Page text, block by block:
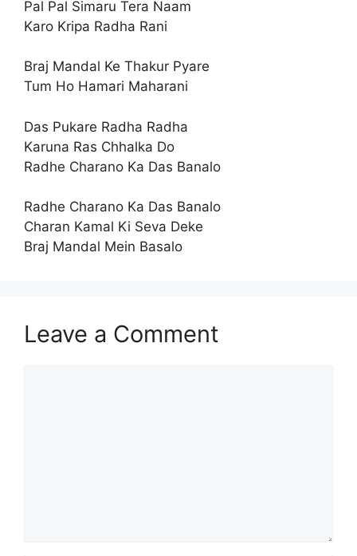
Pal Pal Simaru Tera Naam
Karo Kripa Radha Rani
Braj Mandal Ke Thakur Pyare
Tum Ho Hamari Maharani
Das Pukare Radha Radha
Karuna Ras Chhalka Do
Radhe Charano Ka Das Banalo
Radhe Charano Ka Das Banalo
Charan Kamal Ki Seva Deke
Braj Mandal Mein Basalo
Leave a Comment